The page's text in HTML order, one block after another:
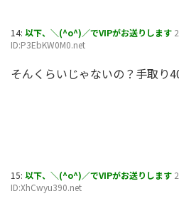
14: 以下、＼(^o^)／でVIPがお送りします
ID:P3EbKW0M0.net
そんくらいじゃないの？手取り
15: 以下、＼(^o^)／でVIPがお送りします
ID:XhCwyu390.net